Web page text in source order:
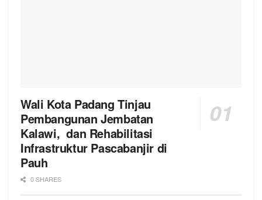
Wali Kota Padang Tinjau
Pembangunan Jembatan
Kalawi, dan Rehabilitasi
Infrastruktur Pascabanjir di
Pauh
0 SHARES